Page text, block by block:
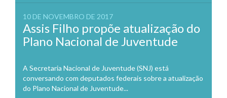
10 DE NOVEMBRO DE 2017
Assis Filho propõe atualização do
Plano Nacional de Juventude
A Secretaria Nacional de Juventude (SNJ) está
conversando com deputados federais sobre a atualização
do Plano Nacional de Juventude...